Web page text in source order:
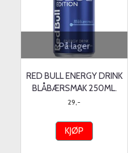
På lager
RED BULL ENERGY DRINK
BLÅBÆRSMAK 250ML.
29,-
KJØP